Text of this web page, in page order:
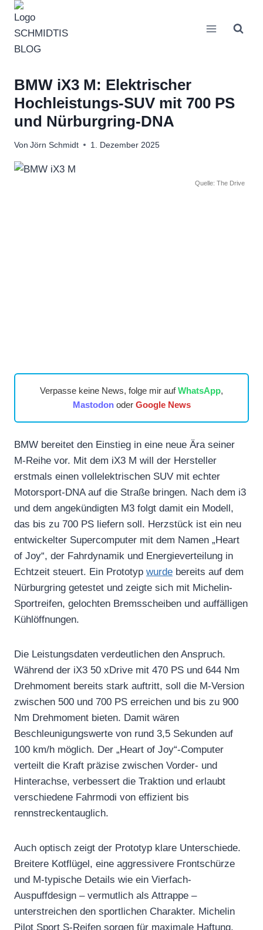
Zum
Inhalt
springen
BMW iX3 M: Elektrischer
Hochleistungs-SUV mit 700 PS
und Nürburgring-DNA
Von Jörn Schmidt 1. Dezember 2025
Quelle: The Drive
Verpasse keine News, folge mir aufWhatsApp,
Mastodonoder Google News
BMW bereitet den Einstieg in eine neue Ära seiner
M-Reihe vor. Mit dem iX3 M will der Hersteller
erstmals einen vollelektrischen SUV mit echter
Motorsport-DNA auf die Straße bringen. Nach dem i3
und dem angekündigten M3 folgt damit ein Modell,
das bis zu 700 PS liefern soll. Herzstück ist ein neu
entwickelter Supercomputer mit dem Namen „Heart
of Joy“, der Fahrdynamik und Energieverteilung in
Echtzeit steuert. Ein Prototyp wurde bereits auf dem
Nürburgring getestet und zeigte sich mit Michelin-
Sportreifen, gelochten Bremsscheiben und auffälligen
Kühlöffnungen.
Die Leistungsdaten verdeutlichen den Anspruch.
Während der iX3 50 xDrive mit 470 PS und 644 Nm
Drehmoment bereits stark auftritt, soll die M-Version
zwischen 500 und 700 PS erreichen und bis zu 900
Nm Drehmoment bieten. Damit wären
Beschleunigungswerte von rund 3,5 Sekunden auf
100 km/h möglich. Der „Heart of Joy“-Computer
verteilt die Kraft präzise zwischen Vorder- und
Hinterachse, verbessert die Traktion und erlaubt
verschiedene Fahrmodi von effizient bis
rennstreckentauglich.
Auch optisch zeigt der Prototyp klare Unterschiede.
Breitere Kotflügel, eine aggressivere Frontschürze
und M-typische Details wie ein Vierfach-
Auspuffdesign – vermutlich als Attrappe –
unterstreichen den sportlichen Charakter. Michelin
Pilot Sport S-Reifen sorgen für maximale Haftung,